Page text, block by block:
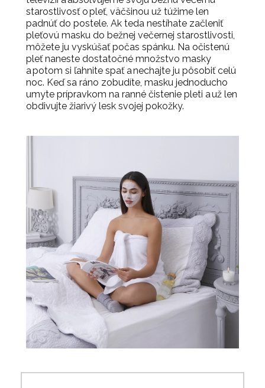
starostlivosť o pleť, väčšinou už túžime len
padnúť do postele. Ak teda nestíhate začleniť
pleťovú masku do bežnej večernej starostlivosti,
môžete ju vyskúšať počas spánku. Na očistenú
pleť naneste dostatočné množstvo masky
a potom si ľahnite spať a nechajte ju pôsobiť celú
noc. Keď sa ráno zobudíte, masku jednoducho
umyte prípravkom na ranné čistenie pleti a už len
obdivujte žiarivý lesk svojej pokožky.